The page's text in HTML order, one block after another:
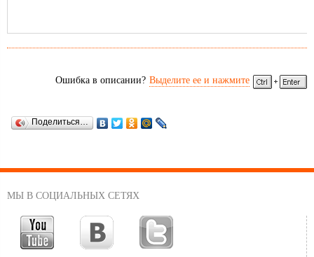
Ошибка в описании? Выделите ее и нажмите
Поделиться…
МЫ В СОЦИАЛЬНЫХ СЕТЯХ